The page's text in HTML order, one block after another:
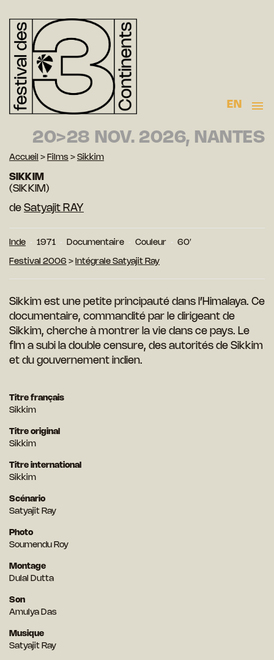
EN
20>28 NOV. 2026, NANTES
Accueil > Films > Sikkim
SIKKIM
(SIKKIM)
de Satyajit RAY
Inde 1971 Documentaire Couleur 60′
Festival 2006 > Intégrale Satyajit Ray
Sikkim est une petite principauté dans l’Himalaya. Ce
documentaire, commandité par le dirigeant de
Sikkim, cherche à montrer la vie dans ce pays. Le
flm a subi la double censure, des autorités de Sikkim
et du gouvernement indien.
Titre français
Sikkim
Titre original
Sikkim
Titre international
Sikkim
Scénario
Satyajit Ray
Photo
Soumendu Roy
Montage
Dulal Dutta
Son
Amulya Das
Musique
Satyajit Ray